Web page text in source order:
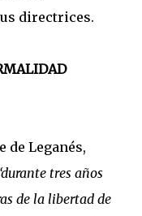
directrices.
de Leganés,
tres años
de la libertad de